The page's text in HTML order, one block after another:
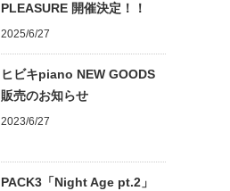
PLEASURE 開催決定！！
2025/6/27
ヒビキpiano NEW GOODS
販売のお知らせ
2023/6/27
PACK3「Night Age pt.2」